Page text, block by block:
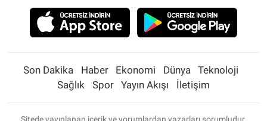
Son Dakika Haber Ekonomi Dünya
Teknoloji
Sağlık
Spor Yayın Akışı İletişim